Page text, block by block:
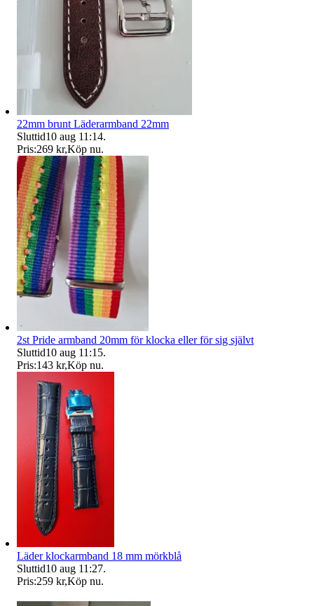
22mm brunt Läderarmband 22mm
Sluttid10 aug 11:14.
Pris:269 kr,Köp nu.
2st Pride armband 20mm för klocka eller för sig självt
Sluttid10 aug 11:15.
Pris:143 kr,Köp nu.
Läder klockarmband 18 mm mörkblå
Sluttid10 aug 11:27.
Pris:259 kr,Köp nu.